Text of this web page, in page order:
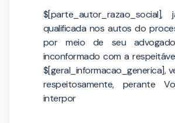
$[parte_autor_razao_social],
qualificada nos autos do
por meio de seu
inconformado com a
$[geral_informacao_generica],
respeitosamente, perante
interpor